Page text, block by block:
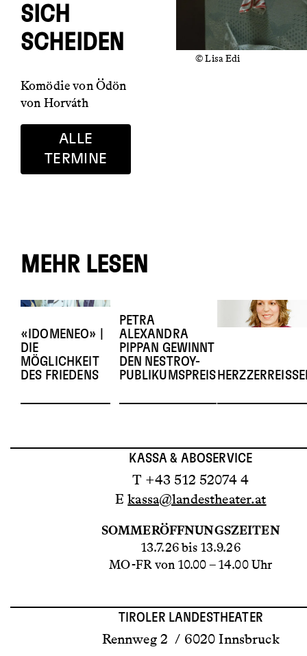
SICH
SCHEIDEN
Komödie von Ödön
von Horváth
ALLE
TERMINE
© Lisa Edi
MEHR LESEN
«IDOMENEO» |
DIE
MÖGLICHKEIT
DES FRIEDENS
PETRA
ALEXANDRA
PIPPAN GEWINNT
DEN NESTROY-
PUBLIKUMSPREIS
KASSA & ABOSERVICE
T +43 512 52074 4
Ekassa@landestheater.at
SOMMERÖFFNUNGSZEITEN
13.7.26 bis 13.9.26
MO-FR von 10.00 – 14.00 Uhr
TIROLER LANDESTHEATER
Rennweg 2 / 6020 Innsbruck